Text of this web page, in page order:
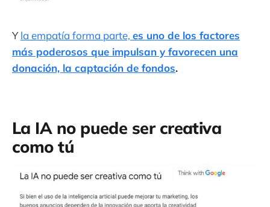
Yla empatía forma parte, es uno de los factores
más poderosos que impulsan y favorecen una
donación, la captación de fondos.
La IA no puede ser creativa
como tú